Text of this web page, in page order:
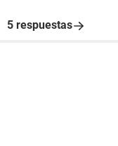
5 respuestas